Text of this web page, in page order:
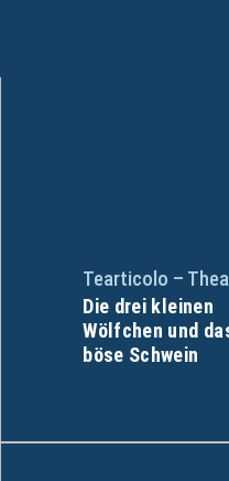
Tearticolo –
Die drei kleinen
Wölfchen und
böse Schwein